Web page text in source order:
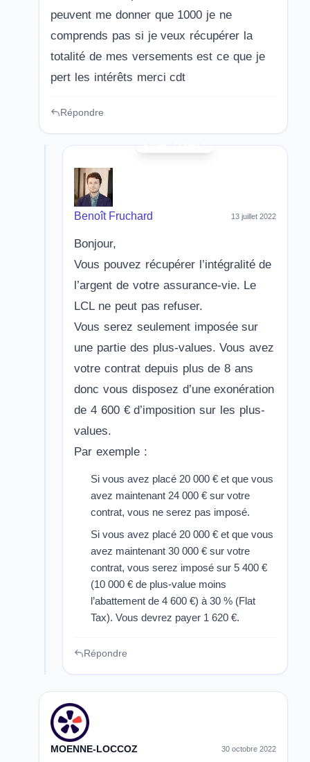
peuvent me donner que 1000 je ne
comprends pas si je veux récupérer la
totalité de mes versements est ce que je
pert les intérêts merci cdt
Répondre
Benoît Fruchard 13 juillet 2022
Bonjour,
Vous pouvez récupérer l’intégralité de
l’argent de votre assurance-vie. Le
LCL ne peut pas refuser.
Vous serez seulement imposée sur
une partie des plus-values. Vous avez
votre contrat depuis plus de 8 ans
donc vous disposez d’une exonération
de 4 600 € d’imposition sur les plus-
values.
Par exemple :
Si vous avez placé 20 000 € et que vous
avez maintenant 24 000 € sur votre
contrat, vous ne serez pas imposé.
Si vous avez placé 20 000 € et que vous
avez maintenant 30 000 € sur votre
contrat, vous serez imposé sur 5 400 €
(10 000 € de plus-value moins
l’abattement de 4 600 €) à 30 % (Flat
Tax). Vous devrez payer 1 620 €.
Répondre
MOENNE-LOCCOZ 30 octobre 2022